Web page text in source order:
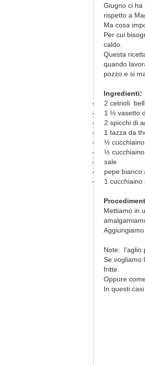
Giugno ci ha
rispetto a
Ma cosa
Per cui
caldo.
Questa
quando
pozzo e si
Ingredienti:
-
2 cetrioli
-
1 ½ vasetto
-
2 spicchi di
-
1 tazza da
-
½
-
½
-
sale
-
pepe bianco
-
1 cucchiaino
Mettiamo in
Note: l’aglio
Se vogliamo
fritte.
Oppure
In questi